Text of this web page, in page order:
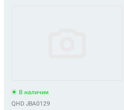
STF UX084C6FSTF VP0105R0
QHD JRA0214QHD JRA0214 (короткий бугель)
В наличии
QHD JBA0129